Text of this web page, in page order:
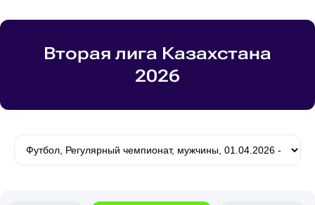
Вторая лига Казахстана
2026